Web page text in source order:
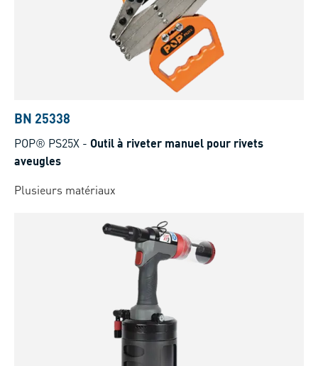
BN 25338
POP® PS25X - Outil à riveter manuel pour rivets
aveugles
Plusieurs matériaux